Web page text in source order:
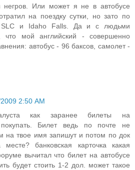
негров. Или может я не в автобусе
на поездку сутки, но зато по
SLC и Idaho Falls. Да и с людьми
что мой английский - совершенно
автобус - 96 баксов, самолет -
2:50 AM
как заранее билеты на
покупать. Билет ведь по почте не
на твое имя запишут и потом по док
банковская карточка какая
вычитал что билет на автобусе
будет стоить 1-2 дол. может такое